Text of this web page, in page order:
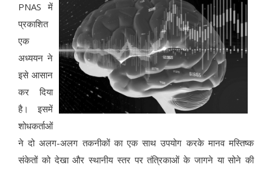
PNAS में
प्रकाशित
एक
अध्ययन ने
इसे आसान
कर दिया
है। इसमें
शोधकर्ताओं
ने दो अलग-अलग तकनीकों का एक साथ उपयोग करके मानव मस्तिष्क
संकेतों को देखा और स्थानीय स्तर पर तंत्रिकाओं के जागने या सोने की